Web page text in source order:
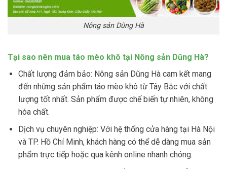
Nông sản Dũng Hà
Tại sao nên mua táo mèo khô tại Nông sản Dũng Hà?
Chất lượng đảm bảo: Nông sản Dũng Hà cam kết mang
đến những sản phẩm táo mèo khô từ Tây Bắc với chất
lượng tốt nhất. Sản phẩm được chế biến tự nhiên, không
hóa chất.
Dịch vụ chuyên nghiệp: Với hệ thống cửa hàng tại Hà Nội
và TP. Hồ Chí Minh, khách hàng có thể dễ dàng mua sản
phẩm trực tiếp hoặc qua kênh online nhanh chóng.